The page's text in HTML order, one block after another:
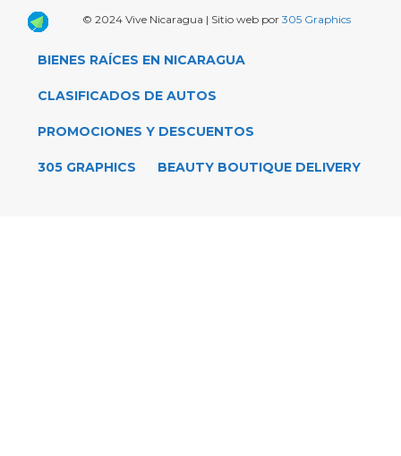
© 2024 Vive Nicaragua | Sitio web por 305 Graphics
BIENES RAÍCES EN NICARAGUA
CLASIFICADOS DE AUTOS
PROMOCIONES Y DESCUENTOS
305 GRAPHICS BEAUTY BOUTIQUE DELIVERY